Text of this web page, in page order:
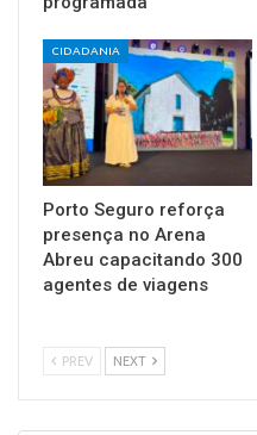
CIDADANIA
Porto Seguro reforça
presença no Arena
Abreu capacitando 300
agentes de viagens
PREV NEXT